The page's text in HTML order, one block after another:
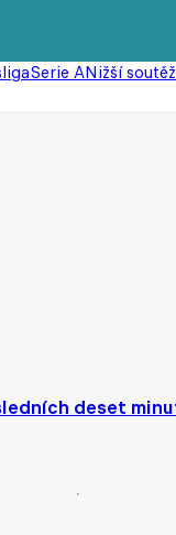
Serie ANižší
deset